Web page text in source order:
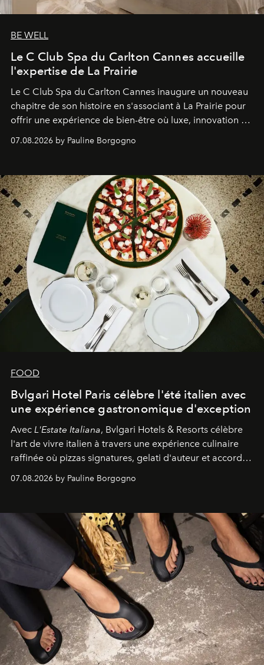
BE WELL
Le C Club Spa du Carlton Cannes accueille
l'expertise de La Prairie
Le C Club Spa du Carlton Cannes inaugure un nouveau
chapitre de son histoire en s'associant à La Prairie pour
offrir une expérience de bien-être où luxe, innovation et
expertise se rencontrent.
07.08.2026 by Pauline Borgogno
FOOD
Bvlgari Hotel Paris célèbre l'été italien avec
une expérience gastronomique d'exception
Avec L'Estate Italiana, Bvlgari Hotels & Resorts célèbre
l'art de vivre italien à travers une expérience culinaire
raffinée où pizzas signatures, gelati d'auteur et accords
d'exception composent un véritable voyage sensoriel.
07.08.2026 by Pauline Borgogno